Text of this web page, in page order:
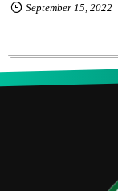
September 15 2022